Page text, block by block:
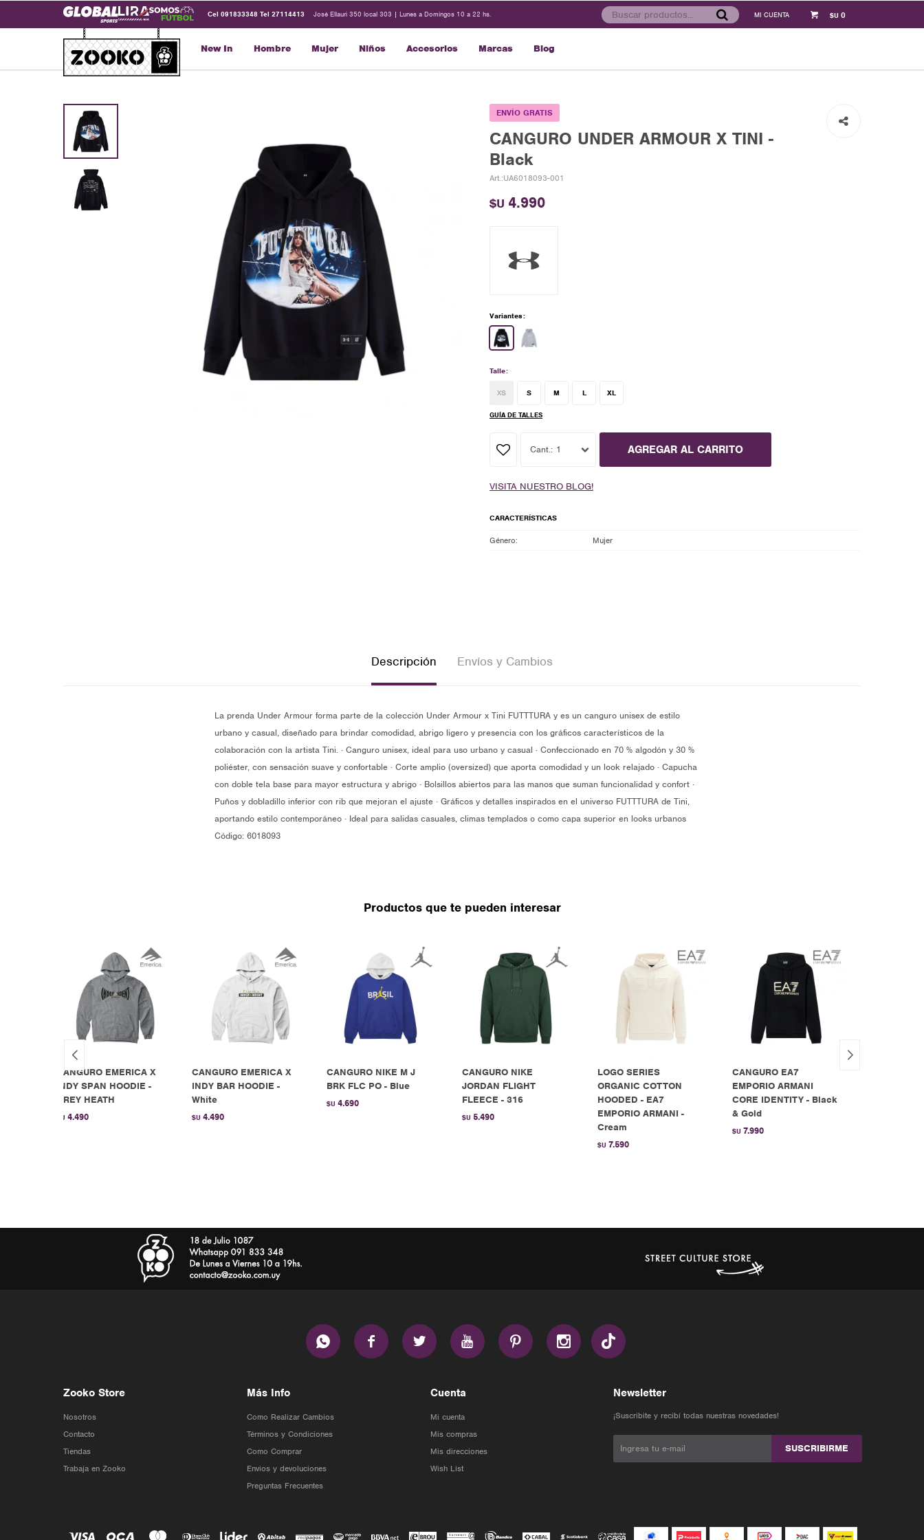
New In Hombre Mujer Niños Accesorios Marcas Blog
$U 0
Cel 091833348 Tel 27114413 José Ellauri 350 local 303 | Lunes a Domingos 10 a 22 hs.
ENVÍO GRATIS
CANGURO UNDER ARMOUR X TINI -
Black
UA6018093-001
$U 4.990
Variantes:
Talle:
XS S M L XL
GUÍA DE TALLES
1 AGREGAR AL CARRITO
VISITA NUESTRO BLOG!
CARACTERÍSTICAS
Género Mujer
Descripción Envíos y Cambios
La prenda Under Armour forma parte de la colección Under Armour x Tini FUTTTURA y es un canguro unisex de estilo
urbano y casual, diseñado para brindar comodidad, abrigo ligero y presencia con los gráficos característicos de la
colaboración con la artista Tini. · Canguro unisex, ideal para uso urbano y casual · Confeccionado en 70 % algodón y 30 %
poliéster, con sensación suave y confortable · Corte amplio (oversized) que aporta comodidad y un look relajado · Capucha
con doble tela base para mayor estructura y abrigo · Bolsillos abiertos para las manos que suman funcionalidad y confort ·
Puños y dobladillo inferior con rib que mejoran el ajuste · Gráficos y detalles inspirados en el universo FUTTTURA de Tini,
aportando estilo contemporáneo · Ideal para salidas casuales, climas templados o como capa superior en looks urbanos
Código: 6018093
Productos que te pueden interesar
CANGURO EMERICA X
INDY SPAN HOODIE -
GREY HEATH
$U 4.490
CANGURO EMERICA X
INDY BAR HOODIE -
White
$U 4.490
CANGURO NIKE M J
BRK FLC PO - Blue
$U 4.690
CANGURO NIKE
JORDAN FLIGHT
FLEECE - 316
$U 5.490
LOGO SERIES
ORGANIC COTTON
HOODED - EA7
EMPORIO ARMANI -
Cream
$U 7.590
CANGURO EA7
EMPORIO ARMANI
CORE IDENTITY - Black
& Gold
$U 7.990
     
Zooko Store
Nosotros
Contacto
Tiendas
Trabaja en Zooko
Más Info
Como Realizar Cambios
Términos y Condiciones
Como Comprar
Envios y devoluciones
Preguntas Frecuentes
Cuenta
Mi cuenta
Mis compras
Mis direcciones
Wish List
Newsletter
¡Suscribite y recibí todas nuestras novedades!
SUSCRIBIRME